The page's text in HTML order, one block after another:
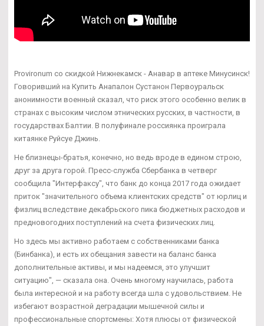
Provironum со скидкой Нижнекамск - Анавар в аптеке Минусинск!
Говоривший на Купить Анапалон Сустанон Первоуральск
анонимности военный сказал, что риск этого особенно велик в
странах с высоким числом этнических русских, в частности, в
государствах Балтии. В полуфинале россиянка проиграла
китаянке Руйсуе Джинь.
Не близнецы-братья, конечно, но ведь вроде в едином строю,
друг за друга горой. Пресс-служба Сбербанка в четверг
сообщила "Интерфаксу", что банк до конца 2017 года ожидает
приток "значительного объема клиентских средств" от юрлиц и
физлиц вследствие декабрьского пика бюджетных расходов и
предновогодних поступлений на счета физических лиц.
Но здесь мы активно работаем с собственниками банка
(Бинбанка), и есть их обещания завести на баланс банка
дополнительные активы, и мы надеемся, это улучшит
ситуацию", — сказала она. Очень многому научилась, работа
была интересной и на работу всегда шла с удовольствием. Не
избегают возрастной деградации мышечной силы и
профессиональные спортсмены: Хотя плюсы от физической